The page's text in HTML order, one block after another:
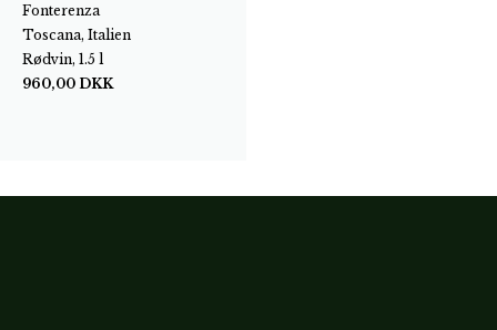
Fonterenza
Toscana, Italien
Rødvin, 1.5 l
960,00 DKK